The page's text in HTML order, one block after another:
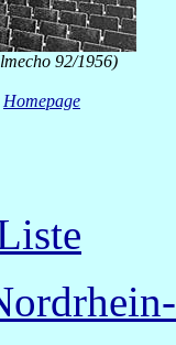
92/1956)
Homepage